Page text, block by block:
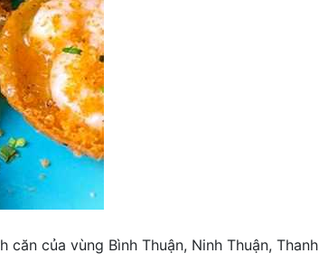
của vùng Bình Thuận, Ninh Thuận, Thanh